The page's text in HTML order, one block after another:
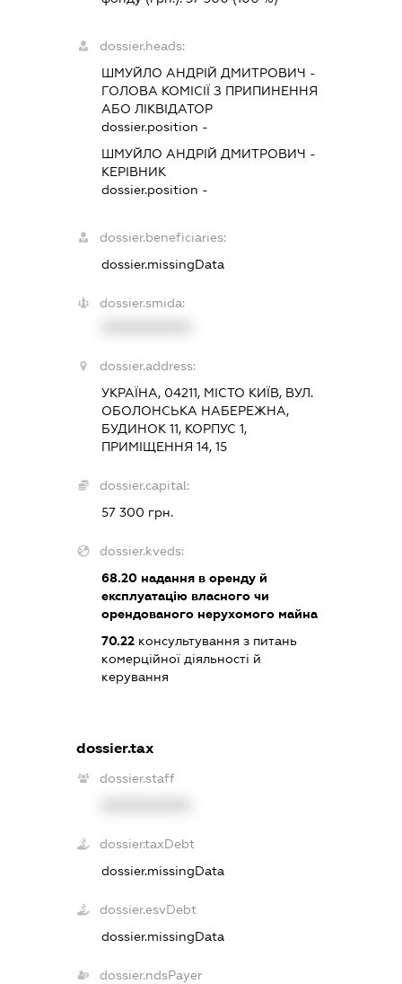
dossier.heads:
ШМУЙЛО АНДРІЙ ДМИТРОВИЧ -
ГОЛОВА КОМІСІЇ З ПРИПИНЕННЯ
АБО ЛІКВІДАТОР
dossier.position -
ШМУЙЛО АНДРІЙ ДМИТРОВИЧ -
КЕРІВНИК
dossier.position -
dossier.beneficiaries:
dossier.missingData
dossier.smida:
dossier.address:
УКРАЇНА, 04211, МІСТО КИЇВ, ВУЛ.
ОБОЛОНСЬКА НАБЕРЕЖНА,
БУДИНОК 11, КОРПУС 1,
ПРИМІЩЕННЯ 14, 15
dossier.capital:
57 300 грн.
dossier.kveds:
68.20надання в оренду й
експлуатацію власного чи
орендованого нерухомого майна
70.22консультування з питань
комерційної діяльності й
керування
dossier.tax
dossier.staff
dossier.taxDebt
dossier.missingData
dossier.esvDebt
dossier.missingData
dossier.ndsPayer